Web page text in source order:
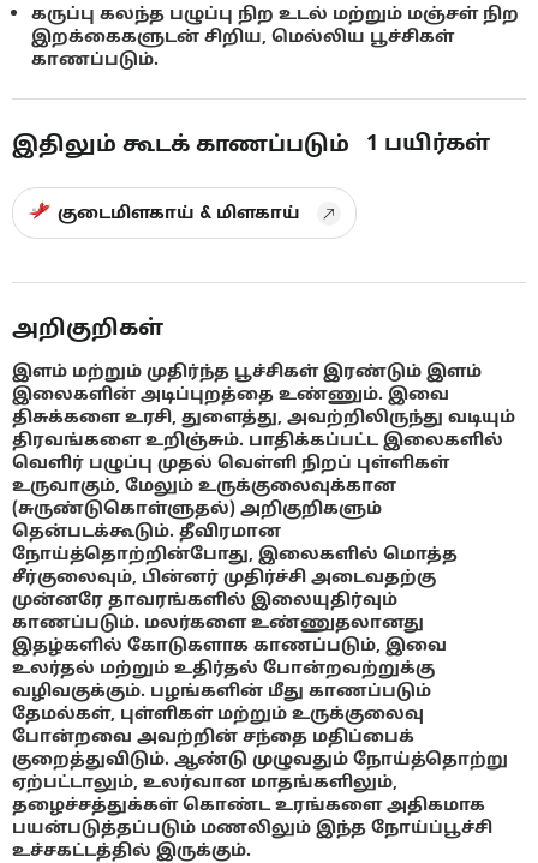
கருப்பு கலந்த பழுப்பு நிற உடல் மற்றும் மஞ்சள் நிற
இறக்கைகளுடன் சிறிய, மெல்லிய பூச்சிகள்
காணப்படும்.
இதிலும் கூடக் காணப்படும் 1 பயிர்கள்
குடைமிளகாய் & மிளகாய்
அறிகுறிகள்
இளம் மற்றும் முதிர்ந்த பூச்சிகள் இரண்டும் இளம்
இலைகளின் அடிப்புறத்தை உண்ணும். இவை
திசுக்களை உரசி, துளைத்து, அவற்றிலிருந்து வடியும்
திரவங்களை உறிஞ்சும். பாதிக்கப்பட்ட இலைகளில்
வெளிர் பழுப்பு முதல் வெள்ளி நிறப் புள்ளிகள்
உருவாகும், மேலும் உருக்குலைவுக்கான
(சுருண்டுகொள்ளுதல்) அறிகுறிகளும்
தென்படக்கூடும். தீவிரமான
நோய்த்தொற்றின்போது, இலைகளில் மொத்த
சீர்குலைவும், பின்னர் முதிர்ச்சி அடைவதற்கு
முன்னரே தாவரங்களில் இலையுதிர்வும்
காணப்படும். மலர்களை உண்ணுதலானது
இதழ்களில் கோடுகளாக காணப்படும், இவை
உலர்தல் மற்றும் உதிர்தல் போன்றவற்றுக்கு
வழிவகுக்கும். பழங்களின் மீது காணப்படும்
தேமல்கள், புள்ளிகள் மற்றும் உருக்குலைவு
போன்றவை அவற்றின் சந்தை மதிப்பைக்
குறைத்துவிடும். ஆண்டு முழுவதும் நோய்த்தொற்று
ஏற்பட்டாலும், உலர்வான மாதங்களிலும்,
தழைச்சத்துக்கள் கொண்ட உரங்களை அதிகமாக
பயன்படுத்தப்படும் மணலிலும் இந்த நோய்ப்பூச்சி
உச்சகட்டத்தில் இருக்கும்.